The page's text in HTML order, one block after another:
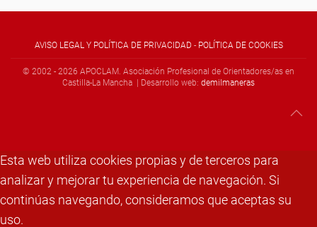
AVISO LEGAL Y POLÍTICA DE PRIVACIDAD- POLÍTICA DE COOKIES
© 2002 - 2026 APOCLAM. Asociación Profesional de Orientadores/as en
Castilla-La Mancha | Desarrollo web: demilmaneras
Esta web utiliza cookies propias y de terceros para
analizar y mejorar tu experiencia de navegación. Si
continúas navegando, consideramos que aceptas su
uso.